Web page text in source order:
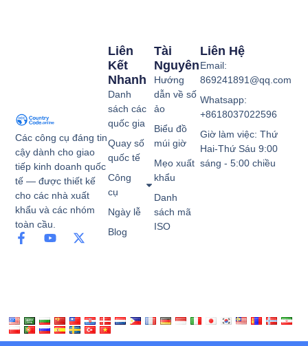
Các công cụ đáng tin
cậy dành cho giao
tiếp kinh doanh quốc
tế — được thiết kế
cho các nhà xuất
khẩu và các nhóm
toàn cầu.
Tài
Nguyên
Hướng
dẫn về số
ảo
Biểu đồ
múi giờ
Mẹo xuất
khẩu
Danh
sách mã
ISO
Liên
Kết
Nhanh
Danh
sách các
quốc gia
Quay số
quốc tế
Công
cụ
Ngày lễ
Blog
Liên Hệ
Email:
869241891@qq.com
Whatsapp:
+8618037022596
Giờ làm việc: Thứ
Hai-Thứ Sáu 9:00
sáng - 5:00 chiều